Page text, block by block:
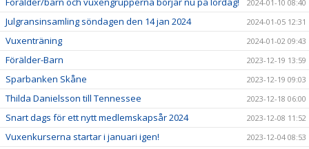
2024-01-10 08:40
Julgransinsamling söndagen den 14 jan 2024 2024-01-05 12:31
Vuxenträning 2024-01-02 09:43
Förälder-Barn 2023-12-19 13:59
Sparbanken Skåne 2023-12-19 09:03
Thilda Danielsson till Tennessee 2023-12-18 06:00
Snart dags för ett nytt medlemskapsår 2024 2023-12-08 11:52
Vuxenkurserna startar i januari igen! 2023-12-04 08:53